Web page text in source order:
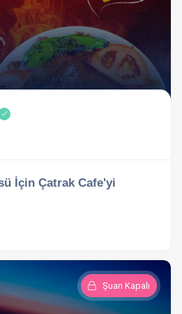
İçin Çatrak Cafe'yi
Şuan Kapalı